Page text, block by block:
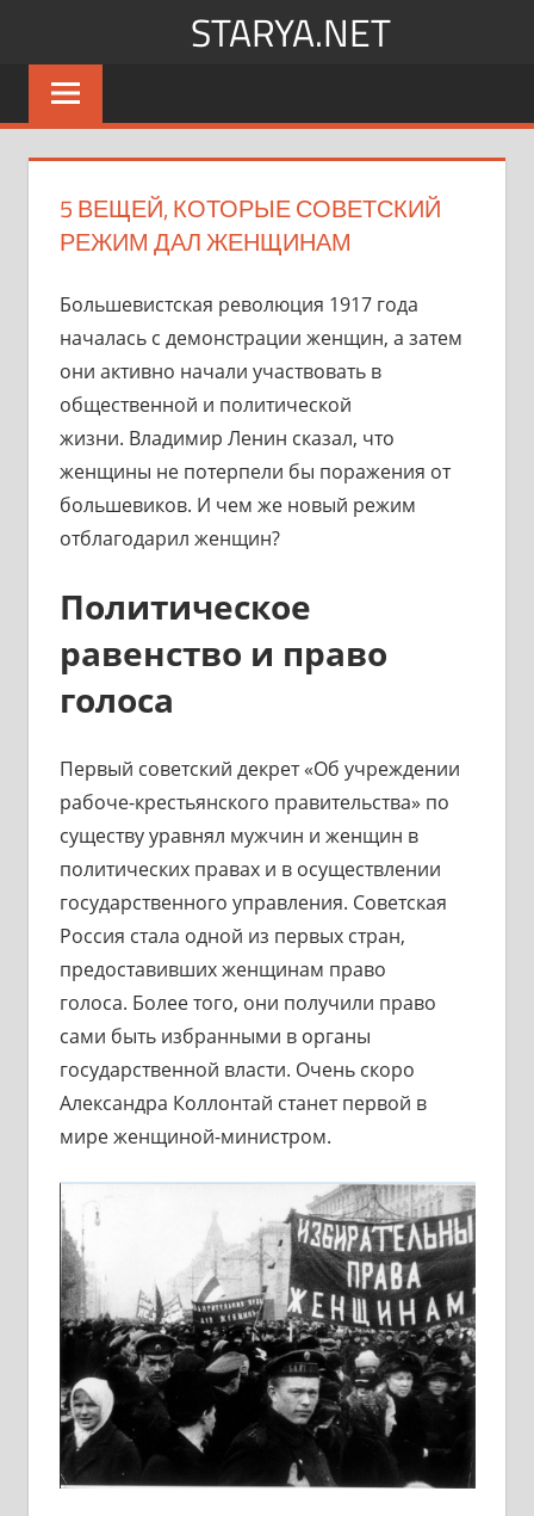
содержимому
STARYA.NET
Новости
шоу-
5 ВЕЩЕЙ, КОТОРЫЕ СОВЕТСКИЙ
РЕЖИМ ДАЛ ЖЕНЩИНАМ
Большевистская революция 1917 года
началась с демонстрации женщин, а затем
они активно начали участвовать в
общественной и политической
жизни. Владимир Ленин сказал, что
женщины не потерпели бы поражения от
большевиков. И чем же новый режим
отблагодарил женщин?
Политическое
равенство и право
голоса
Первый советский декрет «Об учреждении
рабоче-крестьянского правительства» по
существу уравнял мужчин и женщин в
политических правах и в осуществлении
государственного управления. Советская
Россия стала одной из первых стран,
предоставивших женщинам право
голоса. Более того, они получили право
сами быть избранными в органы
государственной власти. Очень скоро
Александра Коллонтай станет первой в
мире женщиной-министром.